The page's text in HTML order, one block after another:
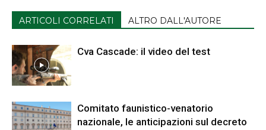
ARTICOLI CORRELATI ALTRO DALL'AUTORE
Cva Cascade: il video del test
Comitato faunistico-venatorio
nazionale, le anticipazioni sul decreto